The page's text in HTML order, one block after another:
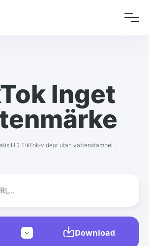
Inget
HD TikTok-videor utan vattenstämpel
Download